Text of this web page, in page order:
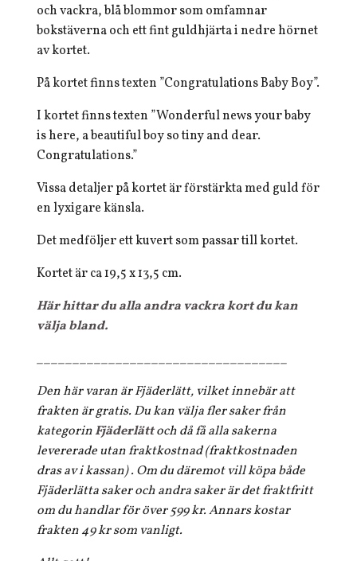
och vackra, blå blommor som omfamnar
bokstäverna och ett fint guldhjärta i nedre hörnet
av kortet.
På kortet finns texten ”Congratulations Baby Boy”.
I kortet finns texten ”Wonderful news your baby
is here, a beautiful boy so tiny and dear.
Congratulations.”
Vissa detaljer på kortet är förstärkta med guld för
en lyxigare känsla.
Det medföljer ett kuvert som passar till kortet.
Kortet är ca 19,5 x 13,5 cm.
Här hittar du alla andra vackra kort du kan
välja bland.
___________________________________
Den här varan är Fjäderlätt, vilket innebär att
frakten är gratis. Du kan välja fler saker från
kategorinFjäderlättoch då få alla sakerna
levererade utan fraktkostnad (fraktkostnaden
dras av i kassan) . Om du däremot vill köpa både
Fjäderlätta saker och andra saker är det fraktfritt
om du handlar för över 599 kr. Annars kostar
frakten 49 kr som vanligt.